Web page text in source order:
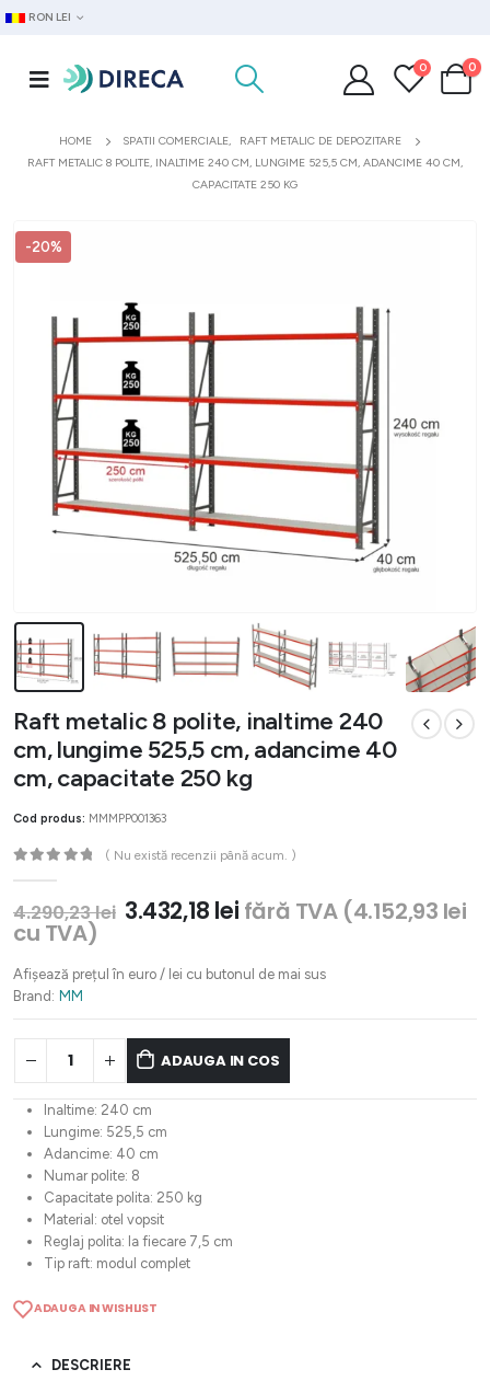
RON LEI
0 0
HOME SPATII COMERCIALE,
RAFT METALIC DE DEPOZITARE
RAFT METALIC 8 POLITE, INALTIME 240 CM, LUNGIME 525,5 CM, ADANCIME 40 CM,
CAPACITATE 250 KG
-20%
Raft metalic 8 polite, inaltime 240
cm, lungime 525,5 cm, adancime 40
cm, capacitate 250 kg
Cod produs: MMMPP001363
( Nu există recenzii până acum. )
4.290,23lei Prețul
fost:
3.432,18 leiPrețul
3.432,18 lei.
fără TVA (4.152,93 lei
cu TVA)
Afișează prețul în euro / lei cu butonul de mai sus
Brand: MM
ADAUGA IN COS
Inaltime: 240 cm
Lungime: 525,5 cm
Adancime: 40 cm
Numar polite: 8
Capacitate polita: 250 kg
Material: otel vopsit
Reglaj polita: la fiecare 7,5 cm
Tip raft: modul complet
ADAUGA IN WISHLIST
DESCRIERE